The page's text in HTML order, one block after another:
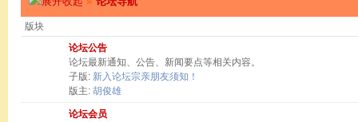
版块
论坛公告
论坛最新通知、公告、新闻要点等相关内容。
子版: 新入论坛宗亲朋友须知！
版主: 胡俊雄
论坛会员